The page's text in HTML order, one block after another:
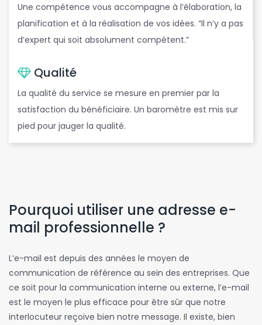
Une compétence vous accompagne à l’élaboration, la
planification et à la réalisation de vos idées. “Il n’y a pas
d’expert qui soit absolument compétent.”
Qualité
La qualité du service se mesure en premier par la
satisfaction du bénéficiaire. Un baromètre est mis sur
pied pour jauger la qualité.
Pourquoi utiliser une adresse e-
mail professionnelle ?
L’e-mail est depuis des années le moyen de
communication de référence au sein des entreprises. Que
ce soit pour la communication interne ou externe, l’e-mail
est le moyen le plus efficace pour être sûr que notre
interlocuteur reçoive bien notre message. Il existe, bien